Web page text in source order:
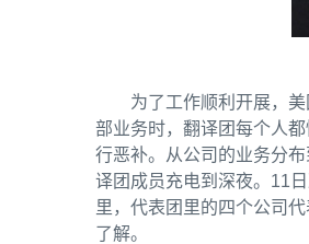
为了工作顺利开展，
部业务时，翻译团每个人
行恶补。从公司的业务分
译团成员充电到深夜。11
里，代表团里的四个公司
了解。